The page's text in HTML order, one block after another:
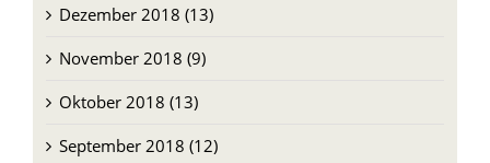
November 2018 (9)
Oktober 2018 (13)
September 2018 (12)
August 2018 (14)